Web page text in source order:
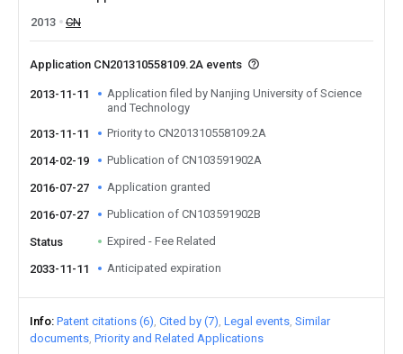
2013
CN
Application CN201310558109.2A events
2013-11-11
Application filed by Nanjing University of Science
and Technology
2013-11-11
Priority to CN201310558109.2A
2014-02-19 Publication of CN103591902A
2016-07-27 Application granted
2016-07-27 Publication of CN103591902B
Status Expired - Fee Related
2033-11-11 Anticipated expiration
Info Patent citations (6) Cited by (7) Legal events Similar
documents Priority and Related Applications